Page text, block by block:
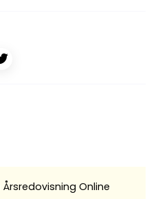
Årsredovisning Online